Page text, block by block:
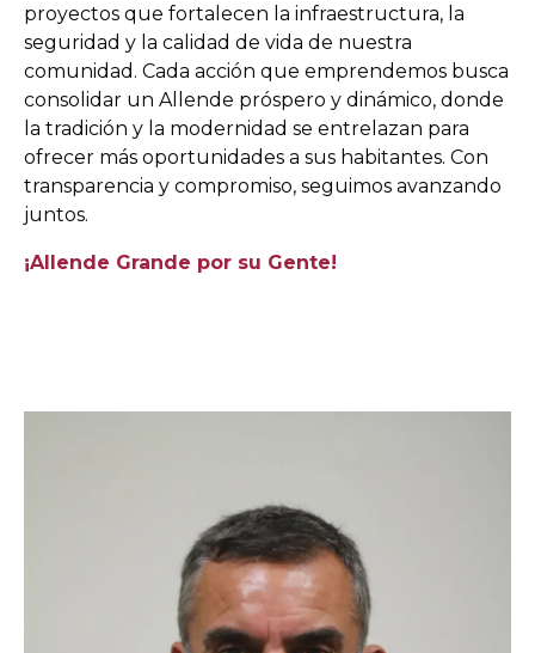
proyectos que fortalecen la infraestructura, la
seguridad y la calidad de vida de nuestra
comunidad. Cada acción que emprendemos busca
consolidar un Allende próspero y dinámico, donde
la tradición y la modernidad se entrelazan para
ofrecer más oportunidades a sus habitantes. Con
transparencia y compromiso, seguimos avanzando
juntos.
¡Allende Grande por su Gente!